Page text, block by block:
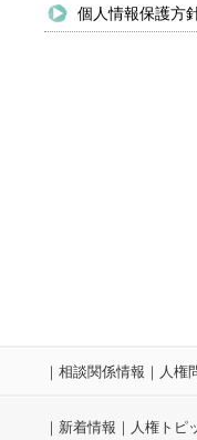
個人情報保護方
｜ 相談関係情報 ｜ 人権
｜ 新着情報 ｜ 人権トピ